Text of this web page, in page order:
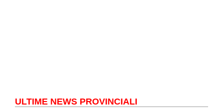
ULTIME NEWS PROVINCIALI